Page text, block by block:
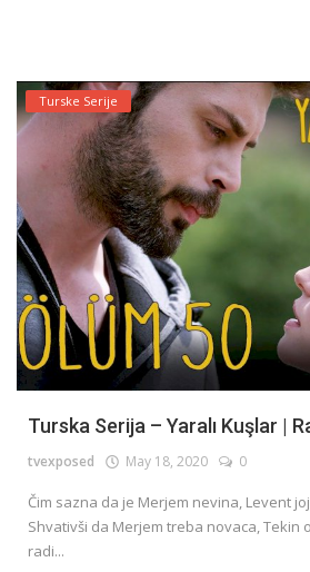
Turske Serije
Turska Serija – Yaralı Kuşlar |
tvexposed May 18, 2020 0
Čim sazna da je Merjem nevina, Levent
Shvativši da Merjem treba novaca, Tekin
radi...